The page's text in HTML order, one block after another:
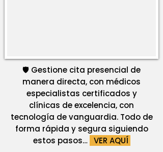
🛡️ Gestione cita presencial de
manera directa, con médicos
especialistas certificados y
clínicas de excelencia, con
tecnología de vanguardia. Todo de
forma rápida y segura siguiendo
estos pasos… VER AQUÍ